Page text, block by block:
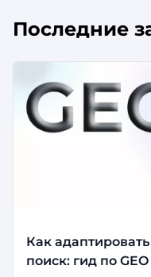
Последние
Как
поиск: гид по